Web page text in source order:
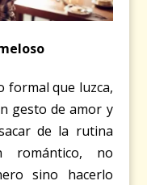
formal que luzca,
gesto de amor y
de la rutina
romántico, no
sino hacerlo